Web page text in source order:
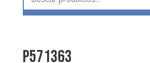
P571363